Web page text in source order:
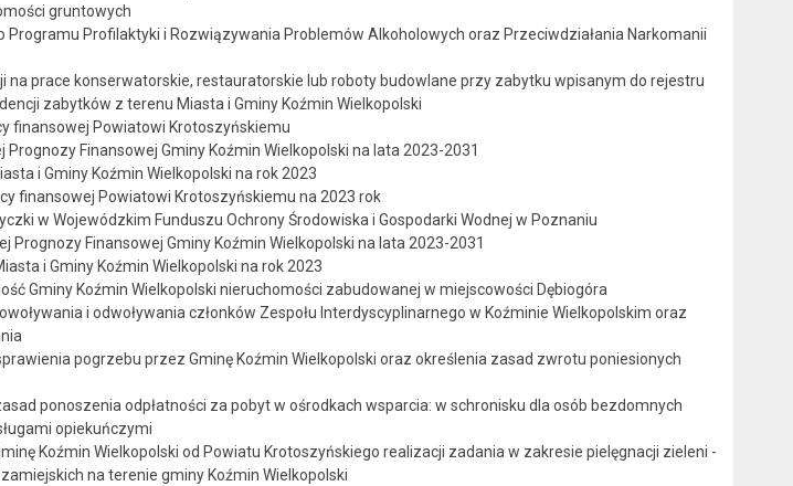
gruntowych
Programu Profilaktyki i Rozwiązywania Problemów Alkoholowych oraz Przeciwdziałania Narkomanii
na prace konserwatorskie, restauratorskie lub roboty budowlane przy zabytku wpisanym do rejestru
zabytków z terenu Miasta i Gminy Koźmin Wielkopolski
finansowej Powiatowi Krotoszyńskiemu
Finansowej Gminy Koźmin Wielkopolski na lata 2023-2031
i Gminy Koźmin Wielkopolski na rok 2023
finansowej Powiatowi Krotoszyńskiemu na 2023 rok
w Wojewódzkim Funduszu Ochrony Środowiska i Gospodarki Wodnej w Poznaniu
Prognozy Finansowej Gminy Koźmin Wielkopolski na lata 2023-2031
i Gminy Koźmin Wielkopolski na rok 2023
Gminy Koźmin Wielkopolski nieruchomości zabudowanej w miejscowości Dębiogóra
i odwoływania członków Zespołu Interdyscyplinarnego w Koźminie Wielkopolskim oraz
pogrzebu przez Gminę Koźmin Wielkopolski oraz określenia zasad zwrotu poniesionych
ponoszenia odpłatności za pobyt w ośrodkach wsparcia: w schronisku dla osób bezdomnych
opiekuńczymi
Koźmin Wielkopolski od Powiatu Krotoszyńskiego realizacji zadania w zakresie pielęgnacji zieleni -
na terenie gminy Koźmin Wielkopolski